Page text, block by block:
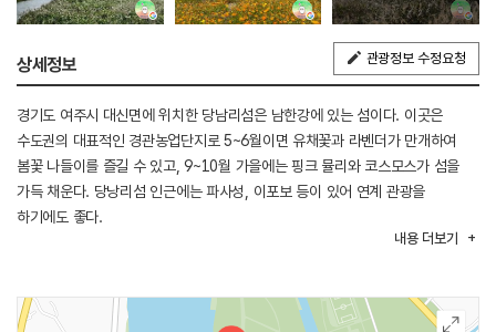
상세정보 관광정보 수정요청
경기도 여주시 대신면에 위치한 당남리섬은 남한강에 있는 섬이다. 이곳은
수도권의 대표적인 경관농업단지로 5~6월이면 유채꽃과 라벤더가 만개하여
봄꽃 나들이를 즐길 수 있고, 9~10월 가을에는 핑크 뮬리와 코스모스가 섬을
가득 채운다. 당낭리섬 인근에는 파사성, 이포보 등이 있어 연계 관광을
하기에도 좋다.
내용 더보기